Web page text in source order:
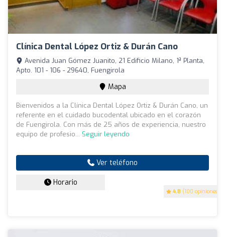
Clínica Dental López Ortiz & Durán Cano
4.8 (100 opiniones)
Avenida Juan Gómez Juanito, 21 Edificio Milano, 1ª Planta,
Apto. 101 - 106 - 29640, Fuengirola
Mapa
Bienvenidos a la Clínica Dental López Ortiz & Durán Cano, un
referente en el cuidado bucodental ubicado en el corazón
de Fuengirola. Con más de 25 años de experiencia, nuestro
equipo de profesio... Seguir leyendo
Ver teléfono
Horario